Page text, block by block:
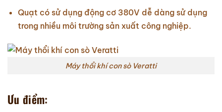
Quạt có sử dụng động cơ 380V dễ dàng sử dụng
trong nhiều môi trường sản xuất công nghiệp.
Máy thổi khí con sò Veratti
Ưu điểm: